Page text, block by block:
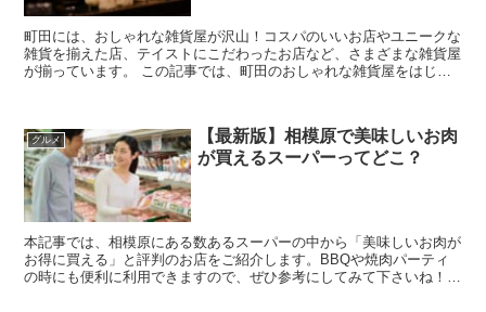
町田には、おしゃれな雑貨屋が沢山！コスパのいいお店やユニークな
雑貨を揃えた店、テイストにこだわったお店など、さまざまな雑貨屋
が揃っています。 この記事では、町田のおしゃれな雑貨屋をはじ
グルメ
【最新版】相模原で美味しいお肉
が買えるスーパーってどこ？
本記事では、相模原にある数あるスーパーの中から「美味しいお肉が
お得に買える」と評判のお店をご紹介します。BBQや焼肉パーティ
の時にも便利に利用できますので、ぜひ参考にしてみて下さいね！